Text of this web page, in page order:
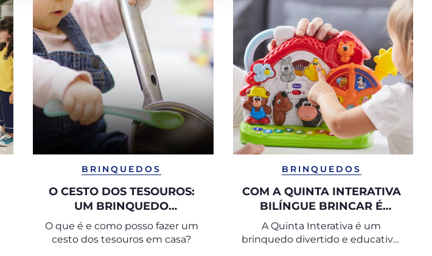
BRINQUEDOS
O CESTO DOS TESOUROS:
UM BRINQUEDO
MONTESSORI PARA BEBÉS
O que é e como posso fazer um
cesto dos tesouros em casa?
BRINQUEDOS
COM A QUINTA INTERATIVA
BILÍNGUE BRINCAR É
APRENDER A COMUNICAR
A Quinta Interativa é um
brinquedo divertido e educativo,